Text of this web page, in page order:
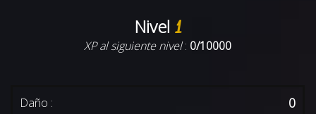
Nivel 1
XP al siguiente nivel: 0/10000
Daño : 0